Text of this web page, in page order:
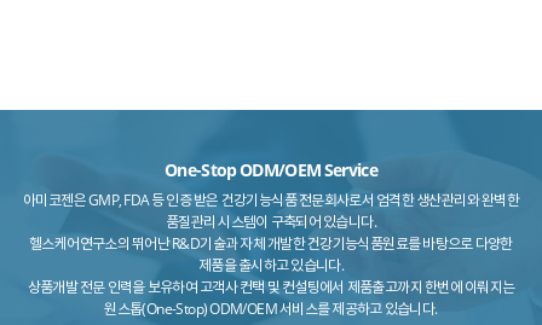
One-Stop ODM/OEM Service
아미코젠은 GMP, FDA 등 인증 받은 건강기능식품 전문회사로서 엄격한 생산관리와 완벽한
품질관리 시스템이 구축되어 있습니다.
헬스케어연구소의 뛰어난 R&D기술과 자체 개발한 건강기능식품원료를 바탕으로 다양한
제품을 출시하고 있습니다.
상품개발 전문 인력을 보유하여 고객사 컨택 및 컨설팅에서 제품출고까지 한번에 이뤄지는
원스톱(One-Stop) ODM/OEM 서비스를 제공하고 있습니다.